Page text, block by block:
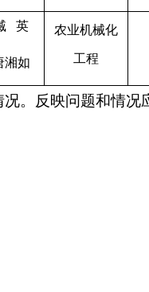
英
湘如
农业机械化
工程
。反映问题和情